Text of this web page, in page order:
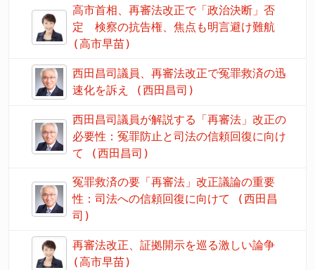
高市首相、再審法改正で「政治決断」否
定 検察の抗告権、焦点も明言避け難航
(高市早苗)
西田昌司議員、再審法改正で冤罪救済の迅
速化を訴え (西田昌司)
西田昌司議員が解説する「再審法」改正の
必要性：冤罪防止と司法の信頼回復に向け
て (西田昌司)
冤罪救済の要「再審法」改正議論の重要
性：司法への信頼回復に向けて (西田昌
司)
再審法改正、証拠開示を巡る激しい論争
(高市早苗)